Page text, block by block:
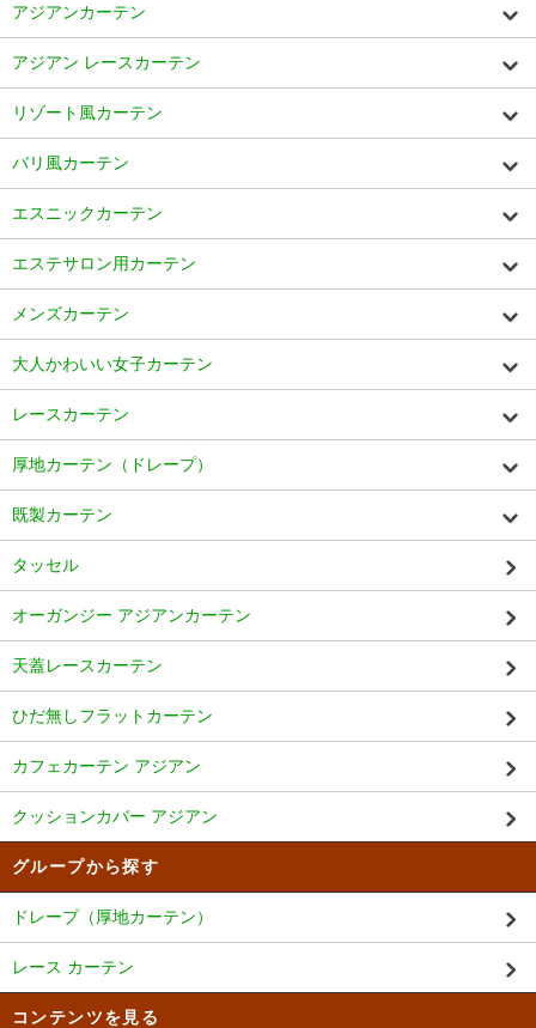
アジアンカーテン
アジアン レースカーテン
リゾート風カーテン
バリ風カーテン
エスニックカーテン
エステサロン用カーテン
メンズカーテン
大人かわいい女子カーテン
レースカーテン
厚地カーテン（ドレープ）
既製カーテン
タッセル
オーガンジー アジアンカーテン
天蓋レースカーテン
ひだ無しフラットカーテン
カフェカーテン アジアン
クッションカバー アジアン
グループから探す
ドレープ（厚地カーテン）
レース カーテン
コンテンツを見る